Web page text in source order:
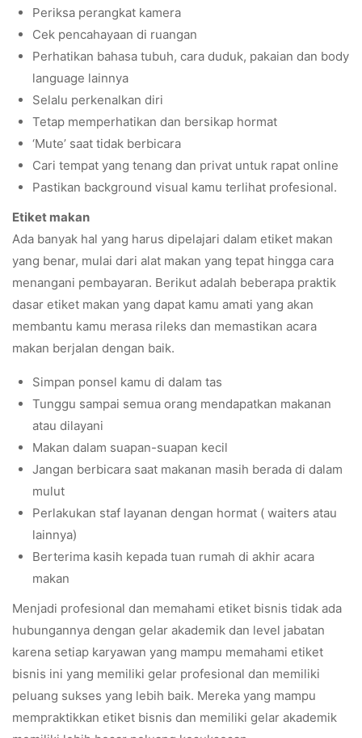
Periksa perangkat kamera
Cek pencahayaan di ruangan
Perhatikan bahasa tubuh, cara duduk, pakaian dan body
language lainnya
Selalu perkenalkan diri
Tetap memperhatikan dan bersikap hormat
‘Mute’ saat tidak berbicara
Cari tempat yang tenang dan privat untuk rapat online
Pastikan background visual kamu terlihat profesional.
Etiket makan
Ada banyak hal yang harus dipelajari dalam etiket makan
yang benar, mulai dari alat makan yang tepat hingga cara
menangani pembayaran. Berikut adalah beberapa praktik
dasar etiket makan yang dapat kamu amati yang akan
membantu kamu merasa rileks dan memastikan acara
makan berjalan dengan baik.
Simpan ponsel kamu di dalam tas
Tunggu sampai semua orang mendapatkan makanan
atau dilayani
Makan dalam suapan-suapan kecil
Jangan berbicara saat makanan masih berada di dalam
mulut
Perlakukan staf layanan dengan hormat ( waiters atau
lainnya)
Berterima kasih kepada tuan rumah di akhir acara
makan
Menjadi profesional dan memahami etiket bisnis tidak ada
hubungannya dengan gelar akademik dan level jabatan
karena setiap karyawan yang mampu memahami etiket
bisnis ini yang memiliki gelar profesional dan memiliki
peluang sukses yang lebih baik. Mereka yang mampu
mempraktikkan etiket bisnis dan memiliki gelar akademik